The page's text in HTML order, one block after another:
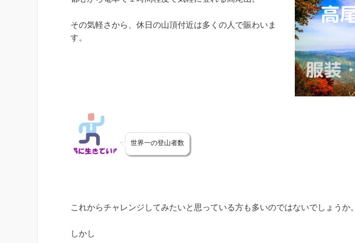
その気軽さから、休日の山頂付近は多くの人で賑わいま
す。
世界一の登山者数
これからチャレンジしてみたいと思っている方も多いのではないでしょうか。
しかし